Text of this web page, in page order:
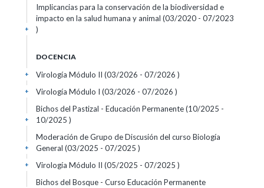
Implicancias para la conservación de la biodiversidad e
impacto en la salud humana y animal (03/2020 - 07/2023
)
+
DOCENCIA
Virología Módulo II (03/2026 - 07/2026 )
+
Virología Módulo I (03/2026 - 07/2026 )
+
Bichos del Pastizal - Educación Permanente (10/2025 -
10/2025 )
+
Moderación de Grupo de Discusión del curso Biología
General (03/2025 - 07/2025 )
+
Virología Módulo II (05/2025 - 07/2025 )
+
Bichos del Bosque - Curso Educación Permanente